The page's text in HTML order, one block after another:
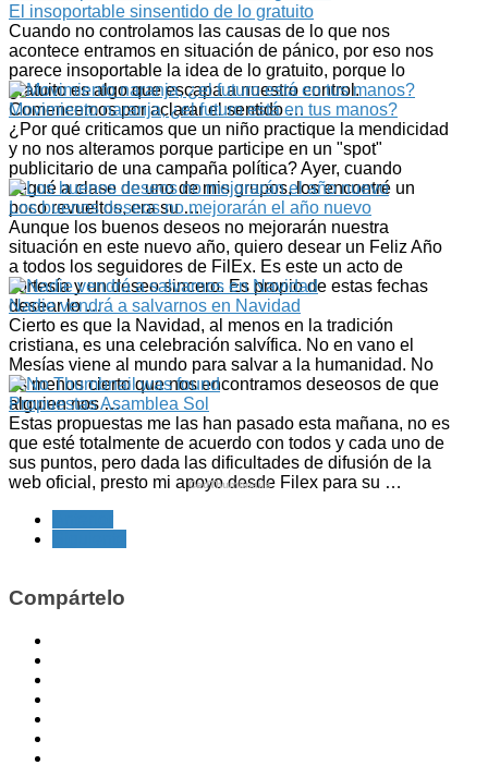
El insoportable sinsentido de lo gratuito
Cuando no controlamos las causas de lo que nos
acontece entramos en situación de pánico, por eso nos
parece insoportable la idea de lo gratuito, porque lo
gratuito es algo que escapa a nuestro control.
Comencemos por aclarar el sentido …
Movimiento naranja, ¿el futuro está en tus manos?
¿Por qué criticamos que un niño practique la mendicidad
y no nos alteramos porque participe en un "spot"
publicitario de una campaña política? Ayer, cuando
llegué a clase de uno de mis grupos, los encontré un
poco revueltos, era su …
Los buenos deseos no mejorarán el año nuevo
Aunque los buenos deseos no mejorarán nuestra
situación en este nuevo año, quiero desear un Feliz Año
a todos los seguidores de FilEx. Es este un acto de
cortesía y un deseo sincero. Es propio de estas fechas
desear lo …
Nadie vendrá a salvarnos en Navidad
Cierto es que la Navidad, al menos en la tradición
cristiana, es una celebración salvífica. No en vano el
Mesías viene al mundo para salvar a la humanidad. No
es menos cierto que nos encontramos deseosos de que
alguien nos …
Propuestas Asamblea Sol
Estas propuestas me las han pasado esta mañana, no es
que esté totalmente de acuerdo con todos y cada uno de
sus puntos, pero dada las dificultades de difusión de la
web oficial, presto mi apoyo desde Filex para su …
CedThumbnails
Compártelo